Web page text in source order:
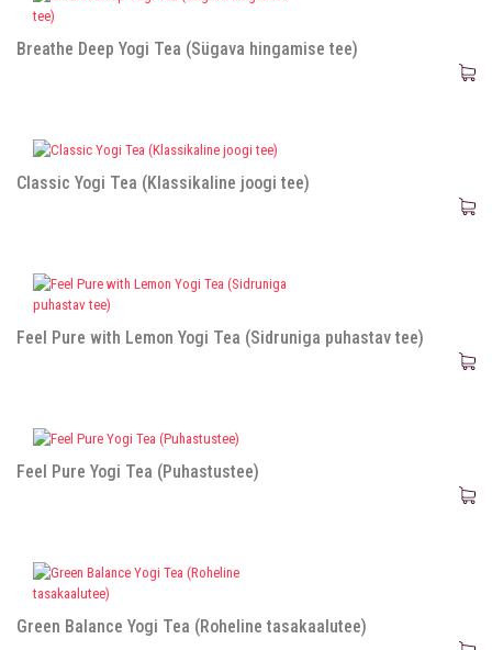
Breathe Deep Yogi Tea (Sügava hingamise tee)
Classic Yogi Tea (Klassikaline joogi tee)
Feel Pure with Lemon Yogi Tea (Sidruniga puhastav tee)
Feel Pure Yogi Tea (Puhastustee)
Green Balance Yogi Tea (Roheline tasakaalutee)